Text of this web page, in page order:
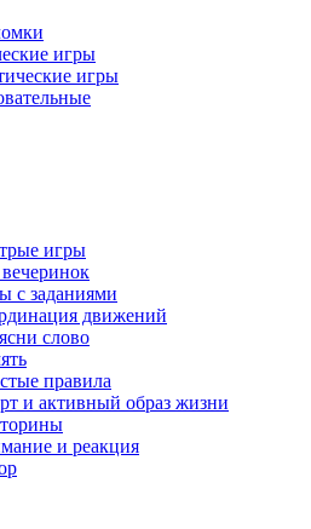
игры
игры
игры
с заданиями
движений
слово
правила
и активный образ жизни
и реакция